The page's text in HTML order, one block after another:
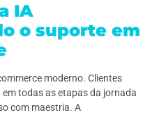
IA
o suporte em
moderno. Clientes
todas as etapas da jornada
com maestria. A